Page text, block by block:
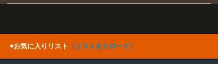
♥お気に入りリスト （リストをリロード）